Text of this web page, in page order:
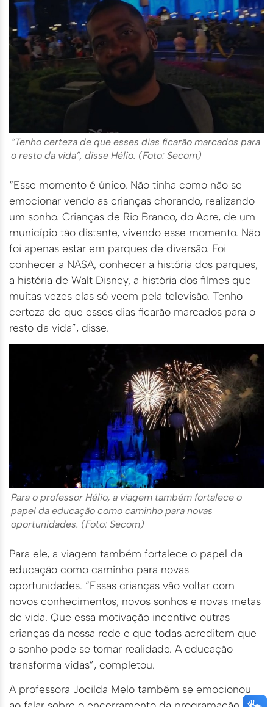
“Tenho certeza de que esses dias ficarão marcados para
o resto da vida”, disse Hélio. (Foto: Secom)
“Esse momento é único. Não tinha como não se
emocionar vendo as crianças chorando, realizando
um sonho. Crianças de Rio Branco, do Acre, de um
município tão distante, vivendo esse momento. Não
foi apenas estar em parques de diversão. Foi
conhecer a NASA, conhecer a história dos parques,
a história de Walt Disney, a história dos filmes que
muitas vezes elas só veem pela televisão. Tenho
certeza de que esses dias ficarão marcados para o
resto da vida”, disse.
Para o professor Hélio, a viagem também fortalece o
papel da educação como caminho para novas
oportunidades. (Foto: Secom)
Para ele, a viagem também fortalece o papel da
educação como caminho para novas
oportunidades. “Essas crianças vão voltar com
novos conhecimentos, novos sonhos e novas metas
de vida. Que essa motivação incentive outras
crianças da nossa rede e que todas acreditem que
o sonho pode se tornar realidade. A educação
transforma vidas”, completou.
A professora Jocilda Melo também se emocionou